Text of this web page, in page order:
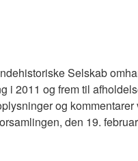
Selskab
i 2011 og frem til
og
den 19.